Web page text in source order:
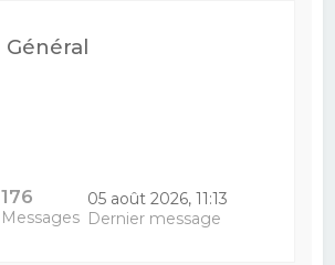
Général
176
Messages
05 août 2026, 11:13
Dernier message